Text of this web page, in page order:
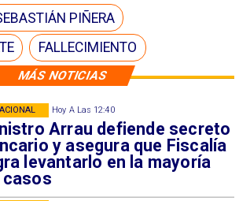
MÁS NOTICIAS
Hoy A Las 12:40
Arrau defiende secreto
y asegura que Fiscalía
levantarlo en la mayoría
casos
PIÑERA
FALLECIMIENTO